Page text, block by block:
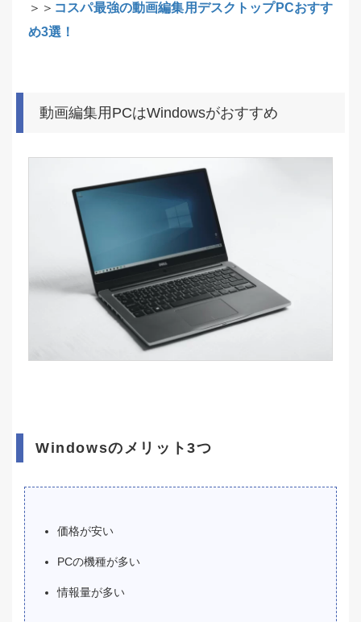
＞＞ コスパ最強の動画編集用デスクトップPCおすす
め3選！
動画編集用PCはWindowsがおすすめ
Windowsのメリット3つ
価格が安い
PCの機種が多い
情報量が多い